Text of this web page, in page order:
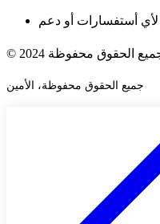
جميع الحقوق محفوظة، الأمين